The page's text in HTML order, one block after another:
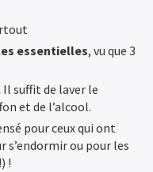
essentielles, vu que 3
Il suffit de laver le
et de l’alcool.
pour ceux qui ont
s’endormir ou pour les
!